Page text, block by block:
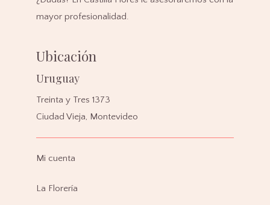
mayor profesionalidad.
Ubicación
Uruguay
Treinta y Tres 1373
Ciudad Vieja, Montevideo
Mi cuenta
La Florería